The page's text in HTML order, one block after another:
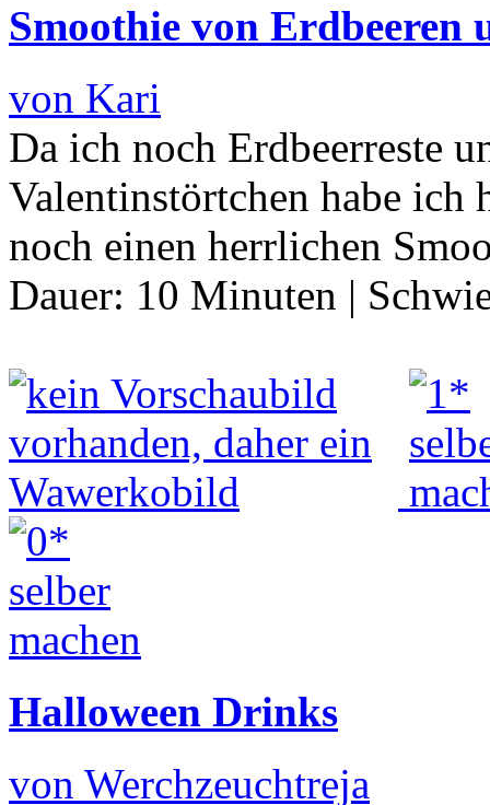
Smoothie von Erdbeeren
von Kari
Da ich noch Erdbeerreste
Valentinstörtchen habe
noch einen herrlichen
Dauer: 10 Minuten |
Halloween Drinks
von Werchzeuchtreja